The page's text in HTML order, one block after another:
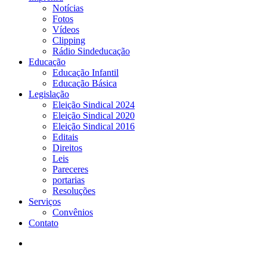
Notícias
Fotos
Vídeos
Clipping
Rádio Sindeducação
Educação
Educação Infantil
Educação Básica
Legislação
Eleição Sindical 2024
Eleição Sindical 2020
Eleição Sindical 2016
Editais
Direitos
Leis
Pareceres
portarias
Resoluções
Serviços
Convênios
Contato